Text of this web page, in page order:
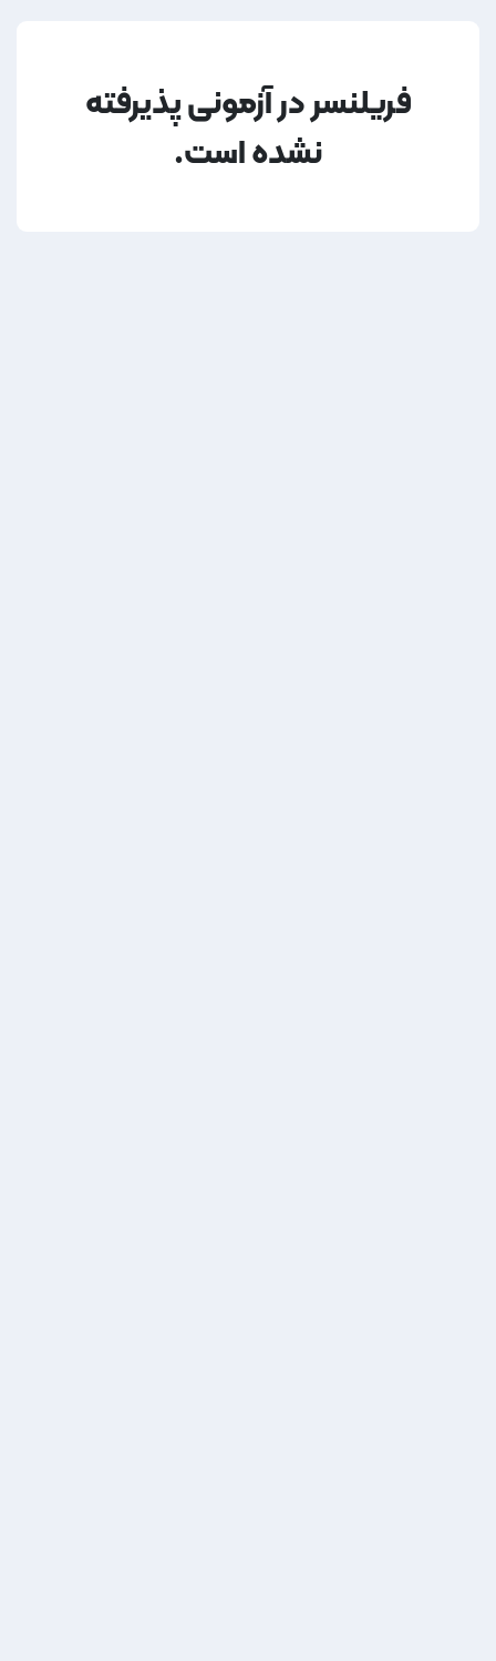
فریلنسر در آزمونی پذیرفته
نشده است.